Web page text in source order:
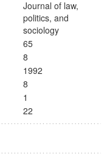
Journal of law,
politics, and
sociology
65
8
1992
8
1
22